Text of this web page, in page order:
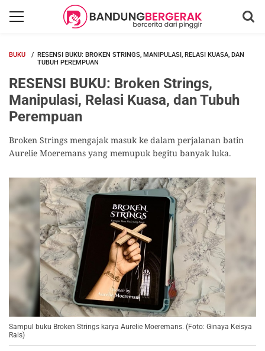
BUKU
RESENSI BUKU: BROKEN STRINGS, MANIPULASI, RELASI KUASA, DAN
TUBUH PEREMPUAN
RESENSI BUKU: Broken Strings,
Manipulasi, Relasi Kuasa, dan Tubuh
Perempuan
Broken Strings mengajak masuk ke dalam perjalanan batin
Aurelie Moeremans yang memupuk begitu banyak luka.
Sampul buku Broken Strings karya Aurelie Moeremans. (Foto: Ginaya Keisya
Rais)